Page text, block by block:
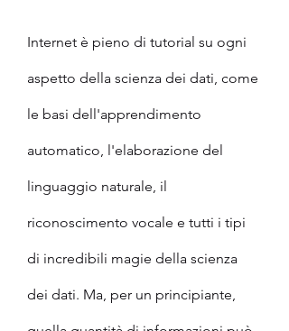
Internet è pieno di tutorial su ogni
aspetto della scienza dei dati, come
le basi dell'apprendimento
automatico, l'elaborazione del
linguaggio naturale, il
riconoscimento vocale e tutti i tipi
di incredibili magie della scienza
dei dati. Ma, per un principiante,